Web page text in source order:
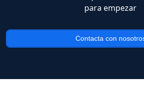
para empezar
Contacta con